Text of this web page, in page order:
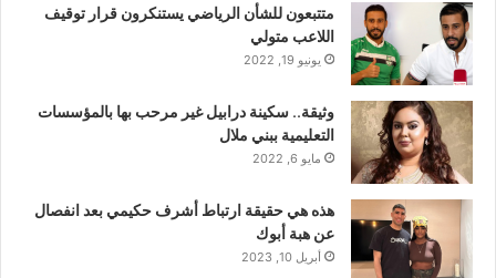
متتبعون للشأن الرياضي يستنكرون قرار توقيف
اللاعب متولي
يونيو 19, 2022
وثيقة.. سكينة درابيل غير مرحب بها بالمؤسسات
التعليمية ببني ملال
مايو 6, 2022
هذه هي حقيقة ارتباط أشرف حكيمي بعد انفصال
عن هبة أبوك
أبريل 10, 2023